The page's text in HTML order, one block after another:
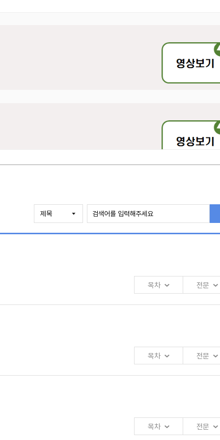
목차 전문
목차 전문
목차 전문